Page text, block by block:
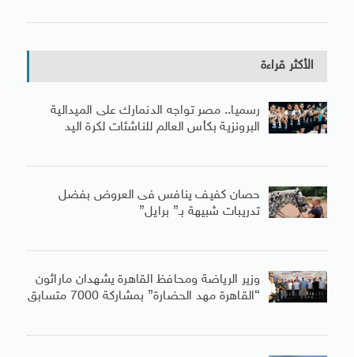
الأكثر قراءة
رسميا.. مصر تواجه الدنمارك على الميدالية
البرونزية بكأس العالم للناشئات لكرة اليد
حصان كفيف ينافس فى العروض بفضل
تدريبات شبيهة بـ” برايل”
وزير الرياضة ومحافظ القاهرة يشهدان ماراثون
“القاهرة مهد الحضارة” بمشاركة 7000 متسابق